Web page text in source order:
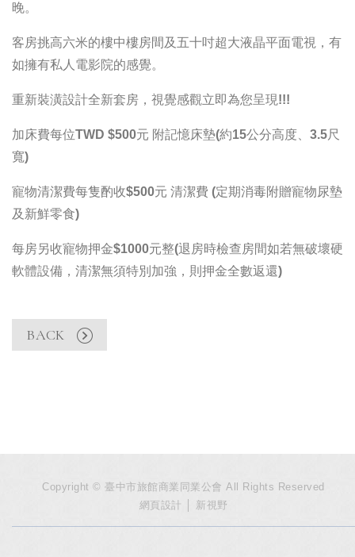
晚。
客房挑高六米的樓中樓房間及五十吋超大液晶平面電視，有
如擁有私人電影院的感覺。
重新裝潢設計全新套房，視覺感觀立即為您呈現!!!
加床費每位TWD $500元 附記憶床墊(約15公分高度、3.5尺
寬)
寵物清潔費每隻酌收$500元 清潔費 (定期消毒附贈寵物尿墊
及新鮮零食)
每房另收寵物押金$1000元整(退房時檢查房間如若無破壞硬
軟體設備，清潔無須特別加強，則押金全數返還)
BACK
Copyright © 臺中市旅館商業同業公會 All Rights Reserved
網頁設計
│ 新視野